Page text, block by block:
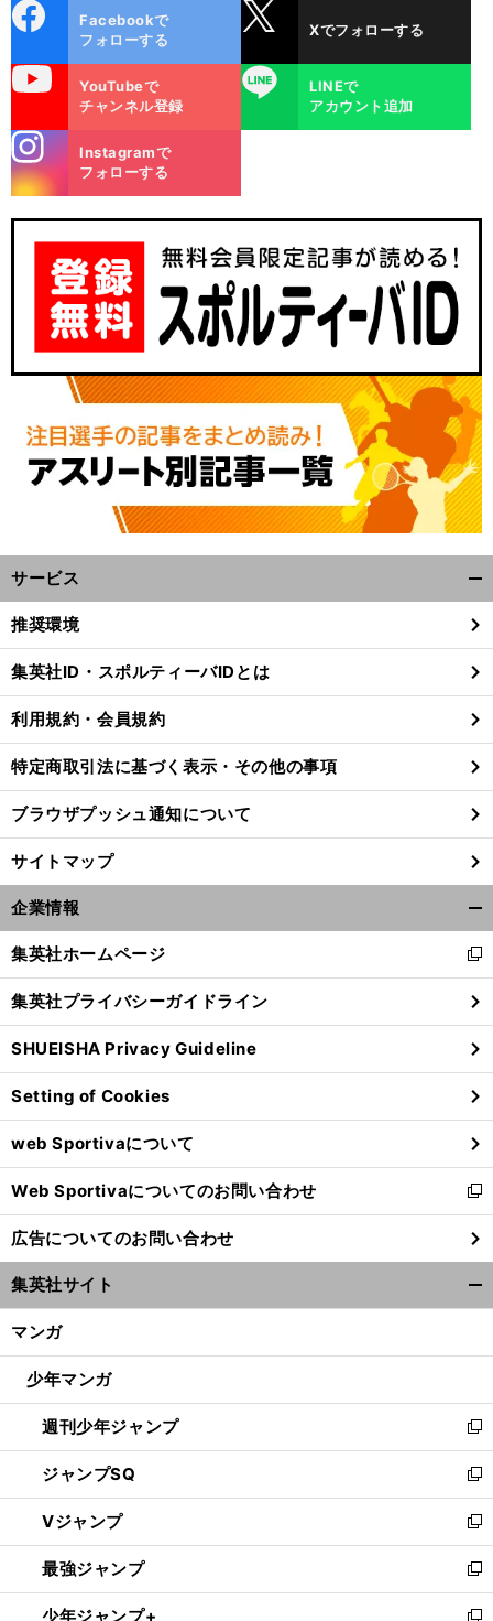
ok
Facebookで
フォローする
Xでフォローする
YouTubeで
チャンネル登録
LINE
LINEで
アカウント追加
m
Instagramで
フォローする
サービス
閉
る
推奨環境
集英社ID・スポルティーバIDとは
利用規約・会員規約
特定商取引法に基づく表示・その他の事項
ブラウザプッシュ通知について
サイトマップ
企業情報
閉
る
集英社ホームページ
新
し
い
ウ
ィ
ン
ド
ウ
で
開
く
集英社プライバシーガイドライン
SHUEISHA Privacy Guideline
Setting of Cookies
web Sportivaについて
Web Sportivaについてのお問い合わせ
新
し
い
ウ
ィ
ン
ウ
開
く
広告についてのお問い合わせ
集英社サイト
マンガ
少年マンガ
週刊少年ジャンプ
新
し
い
ウ
ィ
ン
ド
ウ
で
ジャンプSQ
新
し
い
ウ
ィ
ン
Vジャンプ
新
し
い
ウ
最強ジャンプ
新
し
少年ジャンプ+